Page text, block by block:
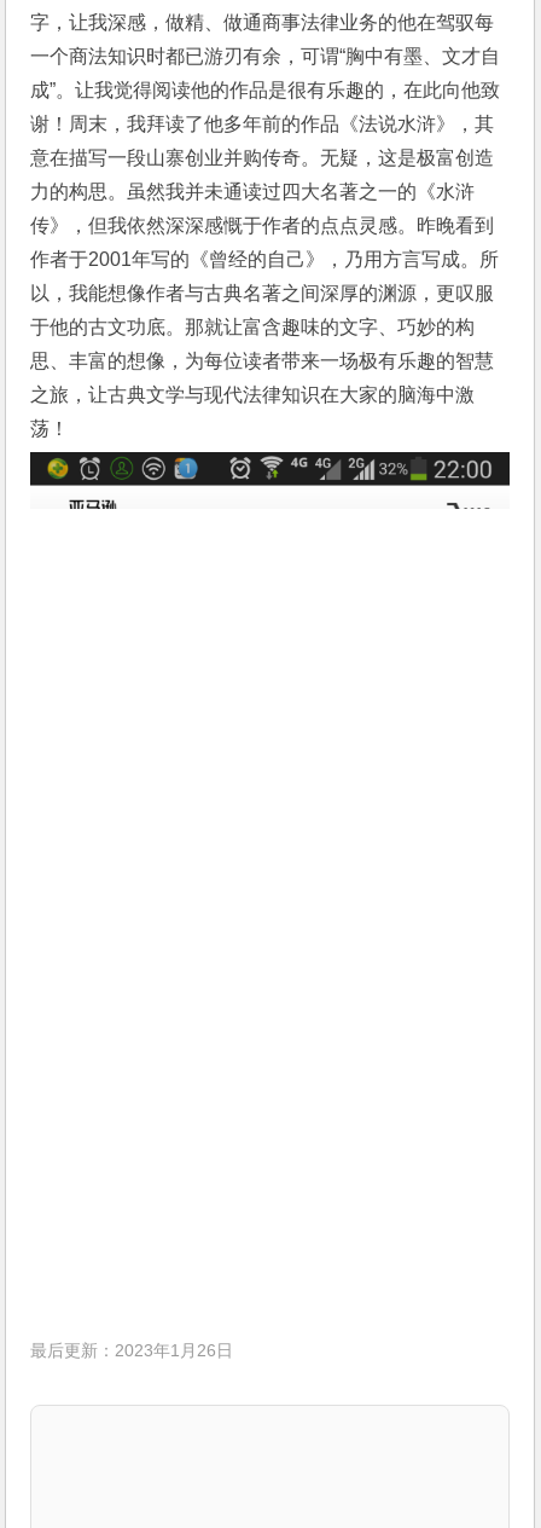
字，让我深感，做精、做通商事法律业务的他在驾驭每
一个商法知识时都已游刃有余，可谓“胸中有墨、文才自
成”。让我觉得阅读他的作品是很有乐趣的，在此向他致
谢！周末，我拜读了他多年前的作品《法说水浒》，其
意在描写一段山寨创业并购传奇。无疑，这是极富创造
力的构思。虽然我并未通读过四大名著之一的《水浒
传》，但我依然深深感慨于作者的点点灵感。昨晚看到
作者于2001年写的《曾经的自己》，乃用方言写成。所
以，我能想像作者与古典名著之间深厚的渊源，更叹服
于他的古文功底。那就让富含趣味的文字、巧妙的构
思、丰富的想像，为每位读者带来一场极有乐趣的智慧
之旅，让古典文学与现代法律知识在大家的脑海中激
荡！
最后更新：2023年1月26日